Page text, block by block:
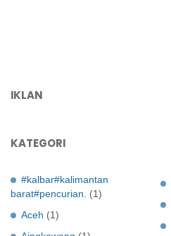
IKLAN
KATEGORI
#kalbar#kalimantan
barat#pencurian.
(1)
Aceh (1)